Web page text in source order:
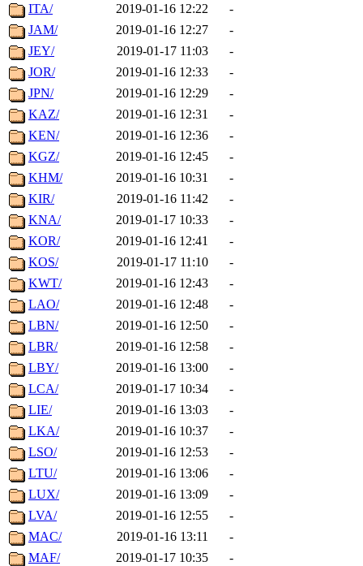
ITA/
2019-01-16 12:22
-
JAM/
2019-01-16 12:27
-
JEY/
2019-01-17 11:03
-
JOR/
2019-01-16 12:33
-
JPN/
2019-01-16 12:29
-
KAZ/
2019-01-16 12:31
-
KEN/
2019-01-16 12:36
-
KGZ/
2019-01-16 12:45
-
KHM/
2019-01-16 10:31
-
KIR/
2019-01-16 11:42
-
KNA/
2019-01-17 10:33
-
KOR/
2019-01-16 12:41
-
KOS/
2019-01-17 11:10
-
KWT/
2019-01-16 12:43
-
LAO/
2019-01-16 12:48
-
LBN/
2019-01-16 12:50
-
LBR/
2019-01-16 12:58
-
LBY/
2019-01-16 13:00
-
LCA/
2019-01-17 10:34
-
LIE/
2019-01-16 13:03
-
LKA/
2019-01-16 10:37
-
LSO/
2019-01-16 12:53
-
LTU/
2019-01-16 13:06
-
LUX/
2019-01-16 13:09
-
LVA/
2019-01-16 12:55
-
MAC/
2019-01-16 13:11
-
MAF/
2019-01-17 10:35 -